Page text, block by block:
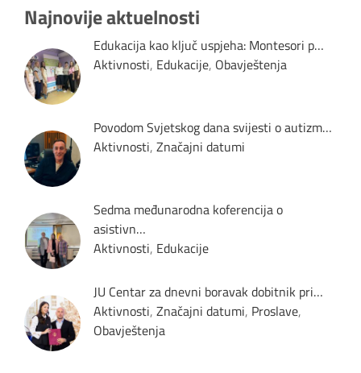
Najnovije aktuelnosti
Edukacija kao ključ uspjeha: Montesori p…
Aktivnosti, Edukacije, Obavještenja
Povodom Svjetskog dana svijesti o autizm…
Aktivnosti, Značajni datumi
Sedma međunarodna koferencija o
asistivn…
Aktivnosti, Edukacije
JU Centar za dnevni boravak dobitnik pri…
Aktivnosti, Značajni datumi, Proslave,
Obavještenja